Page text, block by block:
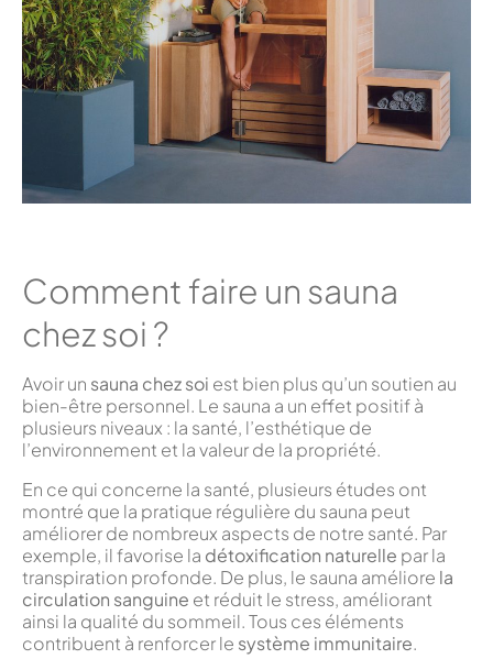
Comment faire un sauna
chez soi ?
Avoir un sauna chez soi est bien plus qu’un soutien au
bien-être personnel. Le sauna a un effet positif à
plusieurs niveaux : la santé, l’esthétique de
l’environnement et la valeur de la propriété.
En ce qui concerne la santé, plusieurs études ont
montré que la pratique régulière du sauna peut
améliorer de nombreux aspects de notre santé. Par
exemple, il favorise la détoxification naturelle par la
transpiration profonde. De plus, le sauna améliore la
circulation sanguine et réduit le stress, améliorant
ainsi la qualité du sommeil. Tous ces éléments
contribuent à renforcer le système immunitaire.